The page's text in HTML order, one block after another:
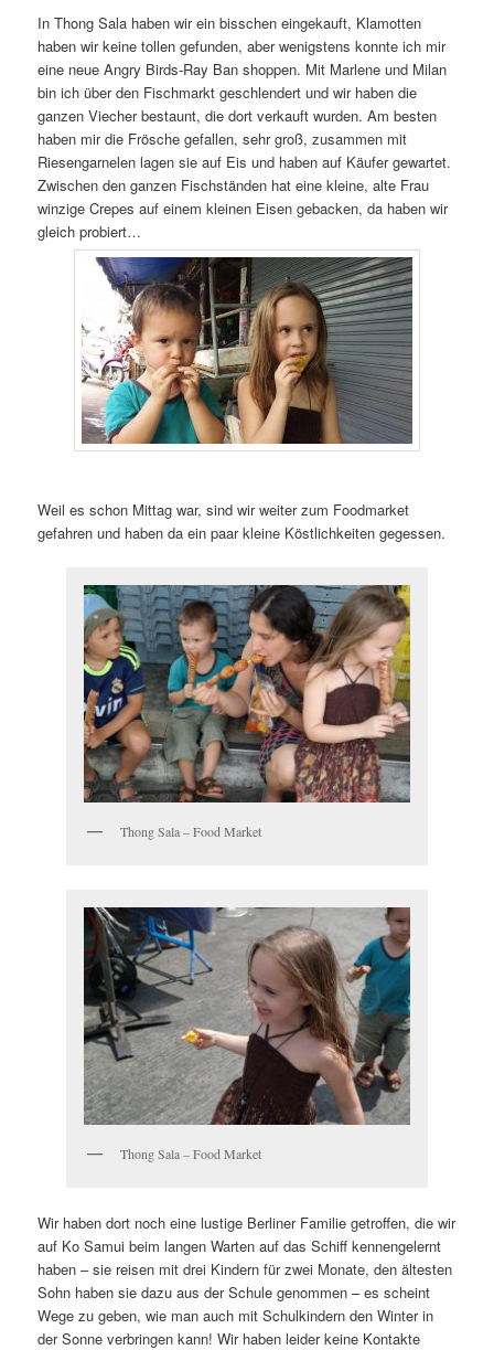
In Thong Sala haben wir ein bisschen eingekauft, Klamotten
haben wir keine tollen gefunden, aber wenigstens konnte ich mir
eine neue Angry Birds-Ray Ban shoppen. Mit Marlene und Milan
bin ich über den Fischmarkt geschlendert und wir haben die
ganzen Viecher bestaunt, die dort verkauft wurden. Am besten
haben mir die Frösche gefallen, sehr groß, zusammen mit
Riesengarnelen lagen sie auf Eis und haben auf Käufer gewartet.
Zwischen den ganzen Fischständen hat eine kleine, alte Frau
winzige Crepes auf einem kleinen Eisen gebacken, da haben wir
gleich probiert…
Weil es schon Mittag war, sind wir weiter zum Foodmarket
gefahren und haben da ein paar kleine Köstlichkeiten gegessen.
Thong Sala – Food Market
Thong Sala – Food Market
Wir haben dort noch eine lustige Berliner Familie getroffen, die wir
auf Ko Samui beim langen Warten auf das Schiff kennengelernt
haben – sie reisen mit drei Kindern für zwei Monate, den ältesten
Sohn haben sie dazu aus der Schule genommen – es scheint
Wege zu geben, wie man auch mit Schulkindern den Winter in
der Sonne verbringen kann! Wir haben leider keine Kontakte